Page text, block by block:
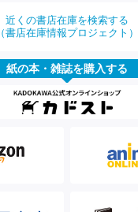
近くの書店在庫を検索する
（書店在庫情報プロジェクト）
紙の本・雑誌を購入する